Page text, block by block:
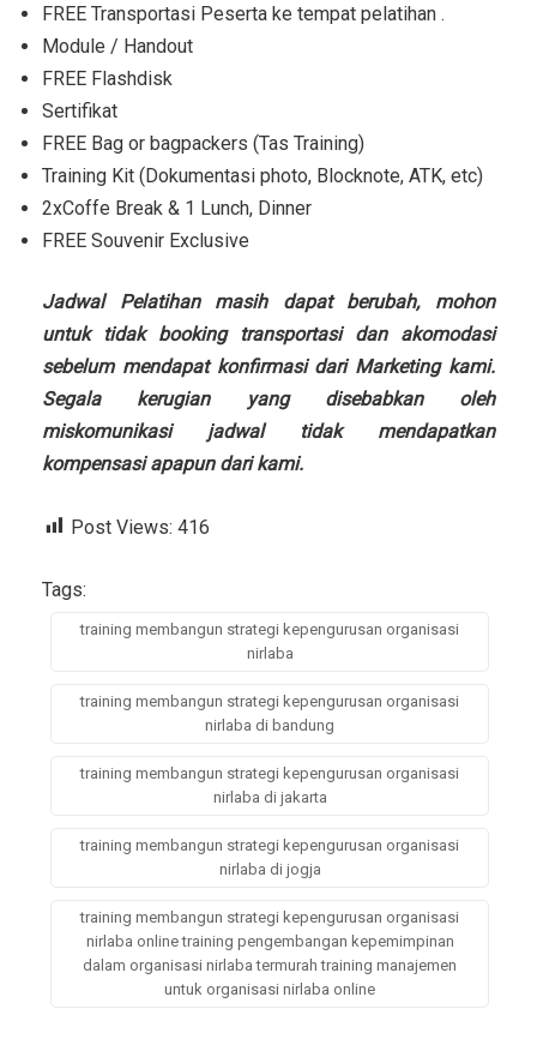
FREE Transportasi Peserta ke tempat pelatihan .
Module / Handout
FREE Flashdisk
Sertifikat
FREE Bag or bagpackers (Tas Training)
Training Kit (Dokumentasi photo, Blocknote, ATK, etc)
2xCoffe Break & 1 Lunch, Dinner
FREE Souvenir Exclusive
Jadwal Pelatihan masih dapat berubah, mohon
untuk tidak booking transportasi dan akomodasi
sebelum mendapat konfirmasi dari Marketing kami.
Segala kerugian yang disebabkan oleh
miskomunikasi jadwal tidak mendapatkan
kompensasi apapun dari kami.
Post Views: 416
Tags:
training membangun strategi kepengurusan organisasi
nirlaba
training membangun strategi kepengurusan organisasi
nirlaba di bandung
training membangun strategi kepengurusan organisasi
nirlaba di jakarta
training membangun strategi kepengurusan organisasi
nirlaba di jogja
training membangun strategi kepengurusan organisasi
nirlaba online training pengembangan kepemimpinan
dalam organisasi nirlaba termurah training manajemen
untuk organisasi nirlaba online